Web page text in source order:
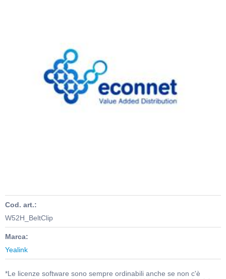
Cod. art.:
W52H_BeltClip
Marca:
Yealink
*Le licenze software sono sempre ordinabili anche se non c'è